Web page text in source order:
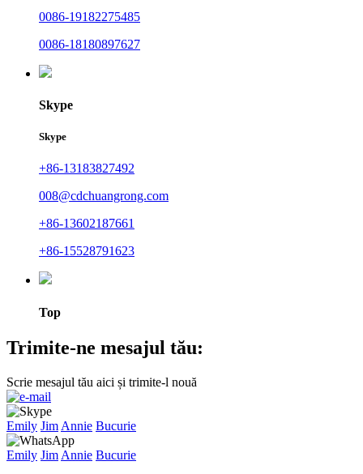
0086-19182275485
0086-18180897627
Skype
Skype
+86-13183827492
008@cdchuangrong.com
+86-13602187661
+86-15528791623
Top
Trimite-ne mesajul tău:
Scrie mesajul tău aici și trimite-l nouă
Emily Jim Annie Bucurie
Emily Jim Annie Bucurie